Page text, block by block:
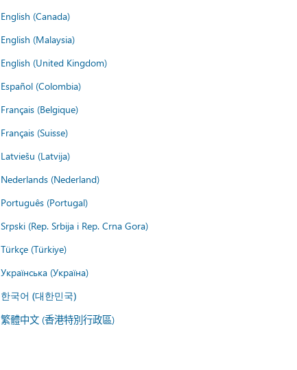
English (Canada)
English (Malaysia)
English (United Kingdom)
Español (Colombia)
Français (Belgique)
Français (Suisse)
Latviešu (Latvija)
Nederlands (Nederland)
Português (Portugal)
Srpski (Rep. Srbija i Rep. Crna Gora)
Türkçe (Türkiye)
Українська (Україна)
한국어 (대한민국)
繁體中文 (香港特別行政區)